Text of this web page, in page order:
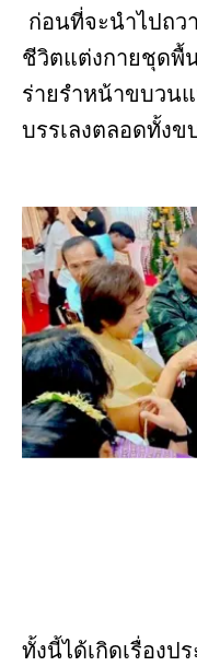
ก่อนที่จะนำไปถว
ชีวิตแต่งกายชุดพื้
ร่ายรำหน้าขบวน
บรรเลงตลอดทั้งข
ทั้งนี้ได้เกิดเรื่อง